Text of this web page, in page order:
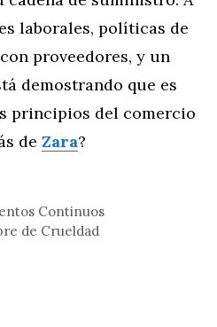
laborales, políticas de
proveedores, y un
demostrando que es
principios del comercio
de Zara?
Continuos
de Crueldad